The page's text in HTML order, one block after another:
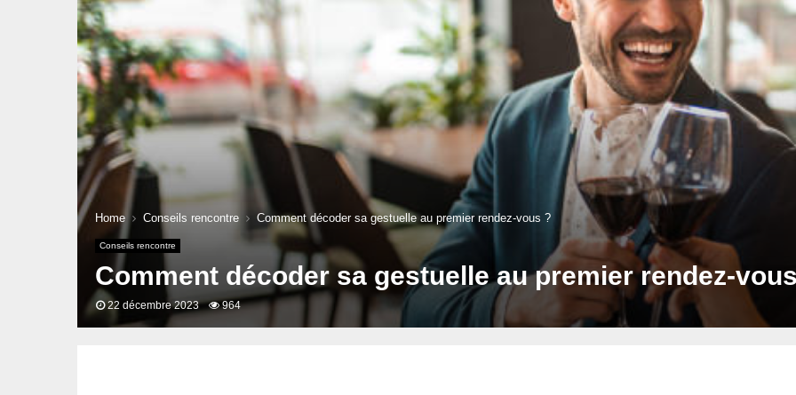
Home Conseils rencontre Comment décoder sa gestuelle au premier rendez-vous ?
Conseils rencontre
Comment décoder sa gestuelle au premier rendez-
22 décembre 2023 964